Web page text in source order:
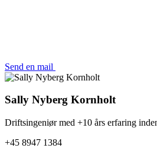
Send en mail
Sally Nyberg Kornholt
Driftsingeniør med +10 års erfaring
+45 8947 1384